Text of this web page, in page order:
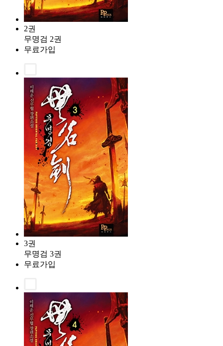
2권
무명검 2권
무료가입
3권
무명검 3권
무료가입